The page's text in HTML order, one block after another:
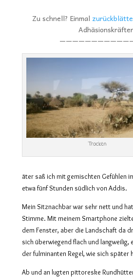
Zu schnell? Einmal
Trocken
äter saß ich mit gemischten Gefühlen
etwa fünf Stunden südlich von Addis.
Mein Sitznachbar war sehr nett und
Stimme. Mit meinem Smartphone
dem Fenster, aber die Landschaft da
sich überwiegend flach und langweilig,
der fulminanten Regel, wie sich später
Ab und an lugten pittoreske